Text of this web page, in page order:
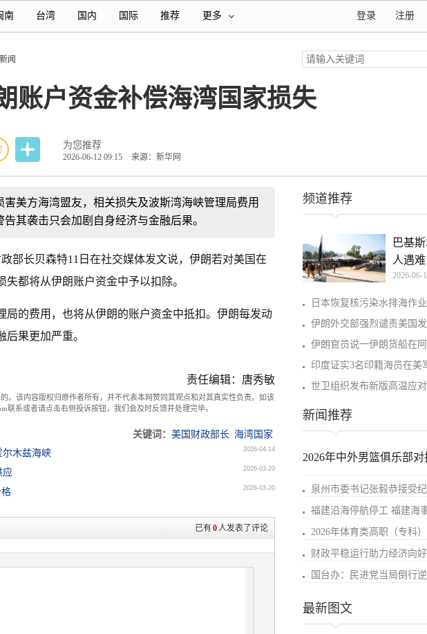
南 台湾 国内 国际 推荐 更多 注册
登录
闻
账户资金补偿海湾国家损失
为您推荐
2026-06-12 09:15 来源：新华网
美方海湾盟友，相关损失及波斯湾海峡管理局费用
其袭击只会加剧自身经济与金融后果。
部长贝森特11日在社交媒体发文说，伊朗若对美国在
都将从伊朗账户资金中予以扣除。
局的费用，也将从伊朗的账户资金中抵扣。伊朗每发动
果更加严重。
责任编辑：唐秀敏
。该内容版权归原作者所有，并不代表本网赞同其观点和对其真实性负责。如该
联系或者请点击右侧投诉按钮，我们会及时反馈并处理完毕。
关键词： 美国财政部长 海湾国家
尔木兹海峡
2026-04-14
应 2026-03-20
2026-03-20
已有0人发表了评论
频道推荐
巴基
人遇难
2026-06-
日本恢复核污染水排海作业
伊朗外交部强烈谴责美国
伊朗官员说一伊朗货船在
印度证实3名印籍海员在美
世卫组织发布新版高温应
新闻推荐
2026年中外男篮俱乐部对
泉州市委书记张毅恭接受
福建沿海停航停工 福建海
2026年体育类高职（专科
财政平稳运行助力经济向好
国台办：民进党当局倒行
最新图文